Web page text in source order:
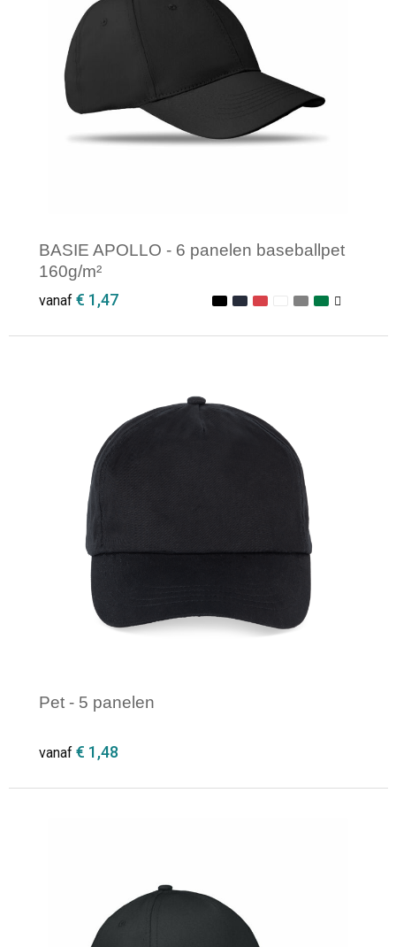
BASIE APOLLO - 6 panelen baseballpet
160g/m²
vanaf € 1,47
Minimale afname: 1
Pet - 5 panelen
vanaf € 1,48